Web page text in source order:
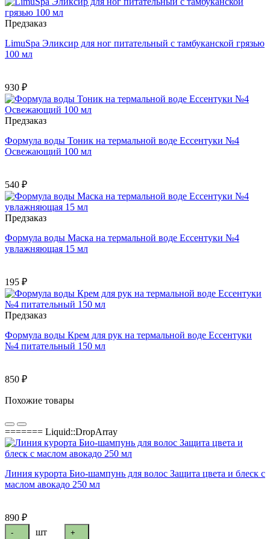
Предзаказ
LimuSpa Эликсир для ног питательный с тамбуканской грязью
100 мл
930 ₽
Предзаказ
Формула воды Тоник на термальной воде Ессентуки №4
Освежающий 100 мл
540 ₽
Предзаказ
Формула воды Маска на термальной воде Ессентуки №4
увлажняющая 15 мл
195 ₽
Предзаказ
Формула воды Крем для рук на термальной воде Ессентуки
№4 питательный 150 мл
850 ₽
Похожие товары
======= Liquid::DropArray
Линия курорта Био-шампунь для волос Защита цвета и блеск с
маслом авокадо 250 мл
890 ₽
- шт +